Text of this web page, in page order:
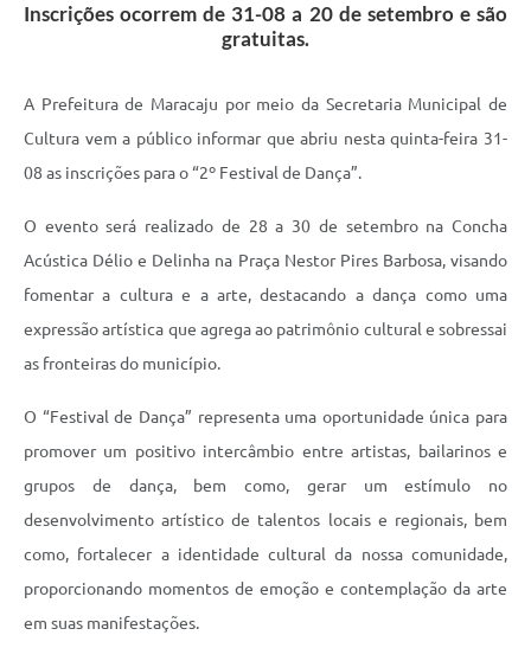
Downloads
Inscrições ocorrem de 31-08 a 20 de setembro e são
gratuitas.
A Prefeitura de Maracaju por meio da Secretaria Municipal de
Cultura vem a público informar que abriu nesta quinta-feira 31-
08 as inscrições para o “2º Festival de Dança”.
O evento será realizado de 28 a 30 de setembro na Concha
Acústica Délio e Delinha na Praça Nestor Pires Barbosa, visando
fomentar a cultura e a arte, destacando a dança como uma
expressão artística que agrega ao patrimônio cultural e sobressai
as fronteiras do município.
O “Festival de Dança” representa uma oportunidade única para
promover um positivo intercâmbio entre artistas, bailarinos e
grupos de dança, bem como, gerar um estímulo no
desenvolvimento artístico de talentos locais e regionais, bem
como, fortalecer a identidade cultural da nossa comunidade,
proporcionando momentos de emoção e contemplação da arte
em suas manifestações.